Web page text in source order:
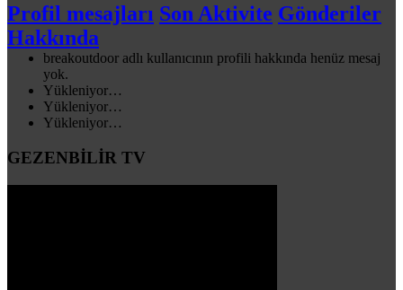
Profil mesajları Son Aktivite Gönderiler
Hakkında
breakoutdoor adlı kullanıcının profili hakkında henüz mesaj
yok.
Yükleniyor…
Yükleniyor…
Yükleniyor…
GEZENBİLİR TV